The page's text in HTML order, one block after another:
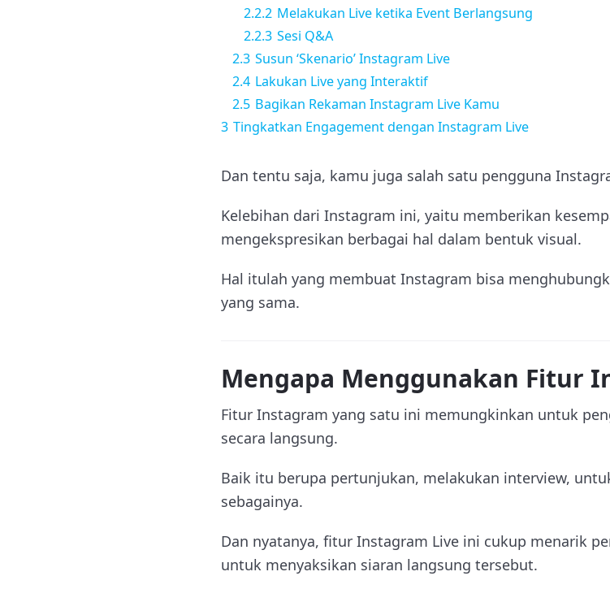
2.2.2 Melakukan Live ketika Event Berlangsung
2.2.3 Sesi Q&A
2.3 Susun ‘Skenario’ Instagram Live
2.4 Lakukan Live yang Interaktif
2.5 Bagikan Rekaman Instagram Live Kamu
3 Tingkatkan Engagement dengan Instagram Live
Dan tentu saja, kamu juga salah satu pengguna
Kelebihan dari Instagram ini, yaitu memberikan
mengekspresikan berbagai hal dalam bentuk visual.
Hal itulah yang membuat Instagram bisa
yang sama.
Mengapa Menggunakan Fitur
Fitur Instagram yang satu ini memungkinkan untuk
secara langsung.
Baik itu berupa pertunjukan, melakukan interview,
sebagainya.
Dan nyatanya, fitur Instagram Live ini cukup menarik
untuk menyaksikan siaran langsung tersebut.